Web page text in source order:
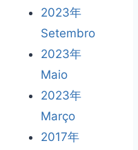
2023年
Setembro
2023年
Maio
2023年
Março
2017年